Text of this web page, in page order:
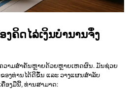
ຄິດໄລ່ເງິນບຳນານຈຶ່ງ
ຄວາມສຳຄັນຫຼາຍດ້ວຍຫຼາຍເຫດຜົນ. ມັນຊ່ວຍ
ອງທ່ານໄດ້ດີຂຶ້ນ ແລະ ວາງແຜນສຳລັບ
ອງມືນີ້, ທ່ານສາມາດ: